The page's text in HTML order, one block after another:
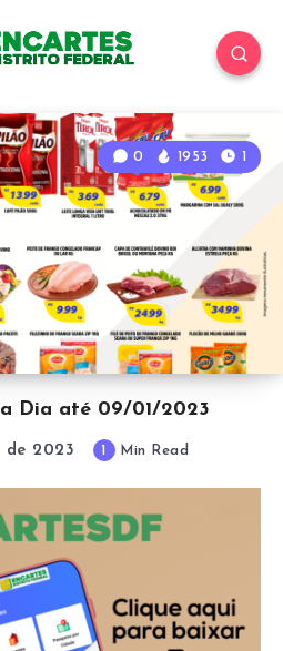
0 1953 1
Dia até 09/01/2023
de 2023 1 Min Read